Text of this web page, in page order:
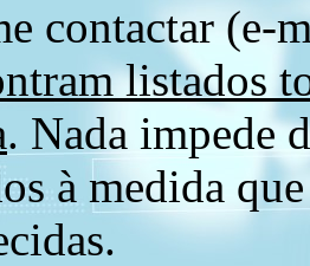
contactar (e-
listados
. Nada impede
à medida